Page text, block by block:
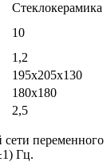
Стеклокерамика
10
1,2
195х205х130
180х180
2,5
переменного
Гц.